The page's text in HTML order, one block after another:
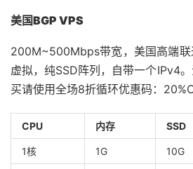
美国BGP VPS
200M~500Mbps带宽，美国高端
虚拟，纯SSD阵列，自带一个IPv4
买请使用全场8折循环优惠码：
CPU 内存 SSD
1核 1G 10G